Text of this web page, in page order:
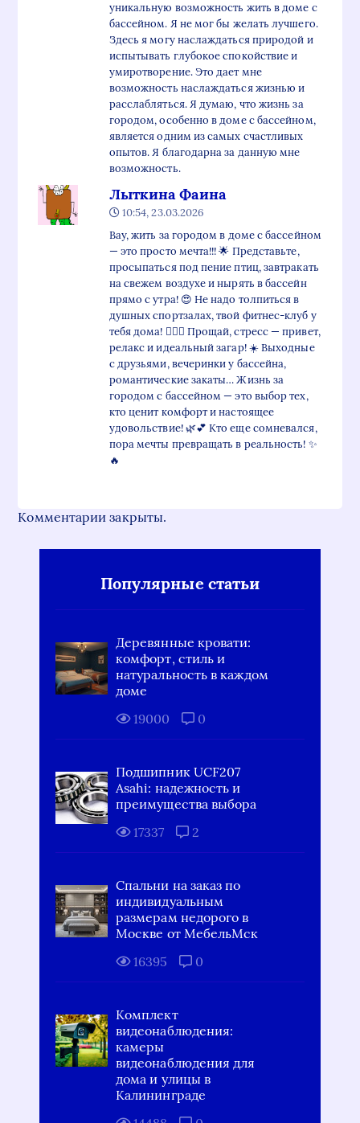
уникальную возможность жить в доме с
бассейном. Я не мог бы желать лучшего.
Здесь я могу наслаждаться природой и
испытывать глубокое спокойствие и
умиротворение. Это дает мне
возможность наслаждаться жизнью и
расслабляться. Я думаю, что жизнь за
городом, особенно в доме с бассейном,
является одним из самых счастливых
опытов. Я благодарна за данную мне
возможность.
Лыткина Фаина
10:54, 23.03.2026
Вау, жить за городом в доме с бассейном
— это просто мечта!!! 🌟 Представьте,
просыпаться под пение птиц, завтракать
на свежем воздухе и нырять в бассейн
прямо с утра! 😍 Не надо толпиться в
душных спортзалах, твой фитнес-клуб у
тебя дома! 🏋️‍♀️🌊 Прощай, стресс — привет,
релакс и идеальный загар! ☀️ Выходные
с друзьями, вечеринки у бассейна,
романтические закаты… Жизнь за
городом с бассейном — это выбор тех,
кто ценит комфорт и настоящее
удовольствие! 🌿💕 Кто еще сомневался,
пора мечты превращать в реальность! ✨
🔥
Комментарии закрыты.
Популярные статьи
Деревянные кровати:
комфорт, стиль и
натуральность в каждом
доме
19000
0
Подшипник UCF207
Asahi: надежность и
преимущества выбора
17337
2
Спальни на заказ по
индивидуальным
размерам недорого в
Москве от МебельМск
16395
0
Комплект
видеонаблюдения:
камеры
видеонаблюдения для
дома и улицы в
Калининграде